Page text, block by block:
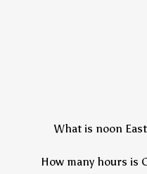
What is noon
How many hours is